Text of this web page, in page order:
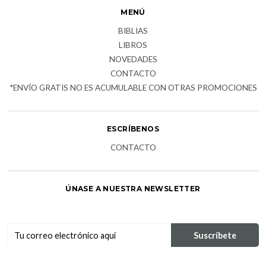
MENÚ
BIBLIAS
LIBROS
NOVEDADES
CONTACTO
*ENVÍO GRATIS NO ES ACUMULABLE CON OTRAS PROMOCIONES
ESCRÍBENOS
CONTACTO
ÚNASE A NUESTRA NEWSLETTER